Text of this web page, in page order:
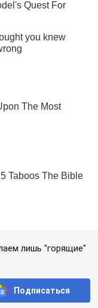
лишь "горящие"
Подписаться